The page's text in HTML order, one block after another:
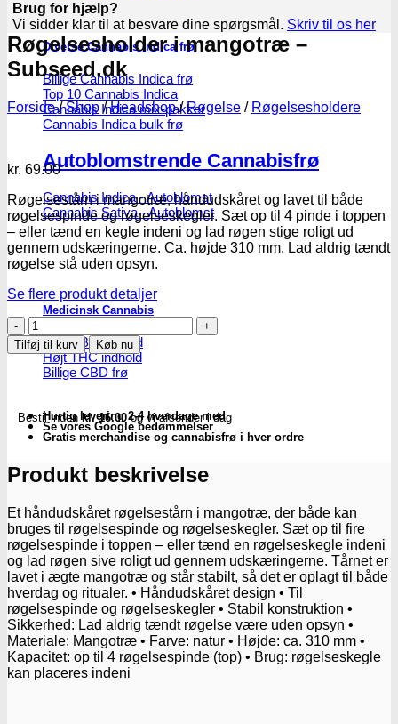
Diverse Cannabis Indica frø
Billige Cannabis Indica frø
Top 10 Cannabis Indica
Cannabis Indica mix-pakker
Cannabis Indica bulk frø
Autoblomstrende Cannabisfrø
Cannabis Indica - Autoblomst
Cannabis Sativa - Autoblomst
Medicinsk Cannabis
Højt CBD indhold
Højt THC indhold
Billige CBD frø
Brug for hjælp?
Vi sidder klar til at besvare dine spørgsmål. Skriv til os her
Røgelsesholder i mangotræ –
Subseed.dk
Forside / Shop / Headshop / Røgelse / Røgelsesholdere
kr. 69.00
Røgelsestårn i mangotræ, håndudskåret og lavet til både
røgelsespinde og røgelseskegler. Sæt op til 4 pinde i toppen
– eller tænd en kegle indeni og lad røgen stige roligt ud
gennem udskæringerne. Ca. højde 310 mm. Lad aldrig tændt
røgelse stå uden opsyn.
Se flere produkt detaljer
Røgelsesholder
i
mangotræ
Tilføj til kurv Køb nu
Bestil indenkl. 16.00og vi afsender i dag
Hurtig levering 2-4 hverdage med
Se vores Google bedømmelser
Gratis merchandise og cannabisfrø i hver ordre
Produkt beskrivelse
Et håndudskåret røgelsestårn i mangotræ, der både kan
bruges til røgelsespinde og røgelseskegler. Sæt op til fire
røgelsespinde i toppen – eller tænd en røgelseskegle indeni
og lad røgen sive roligt ud gennem udskæringerne. Tårnet er
lavet i ægte mangotræ og står stabilt, så det er oplagt til både
hverdag og ritualer. • Håndudskåret design • Til
røgelsespinde og røgelseskegler • Stabil konstruktion •
Sikkerhed: Lad aldrig tændt røgelse være uden opsyn •
Materiale: Mangotræ • Farve: natur • Højde: ca. 310 mm •
Kapacitet: op til 4 røgelsespinde (top) • Brug: røgelseskegle
kan placeres indeni